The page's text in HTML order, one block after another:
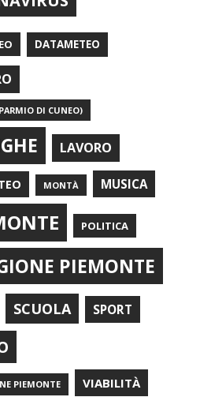
DATAMETEO
DI CUNEO)
LAVORO
MONTÀ MUSICA
POLITICA
PIEMONTE
SCUOLA SPORT
PIEMONTE VIABILITÀ